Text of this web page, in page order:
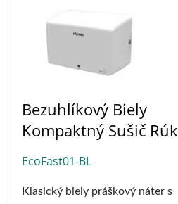
Bezuhlíkový Biely
Kompaktný Sušič Rúk
EcoFast01-BL
Klasický biely práškový náter s